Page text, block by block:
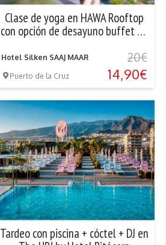
Clase de yoga en HAWA Rooftop
con opción de desayuno buffet en
Hotel Silken SAAJ MAAR
Puerto de la Cruz
20€
14,90€
Tardeo con piscina + cóctel + DJ en